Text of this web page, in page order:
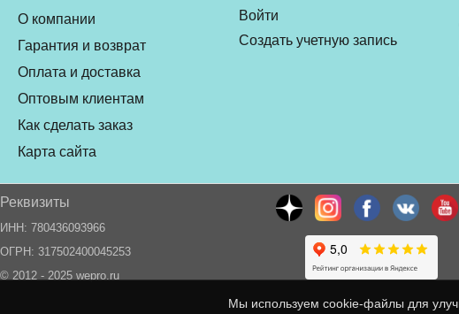
О компании
Гарантия и возврат
Оплата и доставка
Оптовым клиентам
Как сделать заказ
Карта сайта
Войти
Создать учетную запись
Реквизиты
ИНН: 780436093966
ОГРН: 317502400045253
© 2012 - 2025 wepro.ru
Мы используем cookie-файлы для